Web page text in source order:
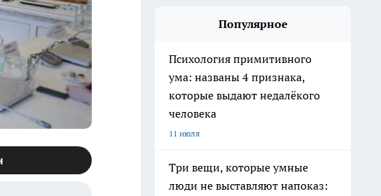
Популярное
Психология примитивного
ума: названы 4 признака,
которые выдают недалёкого
человека
11 июля
Три вещи, которые умные
люди не выставляют напоказ: